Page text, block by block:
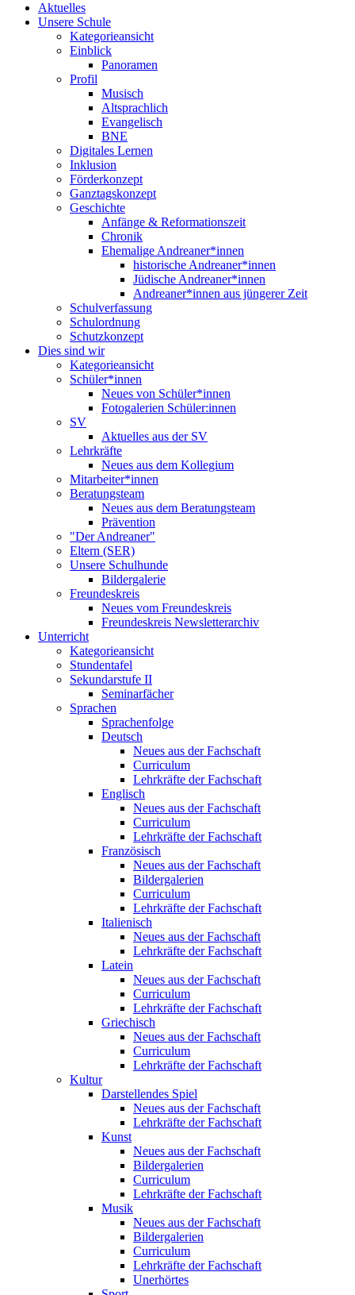
Aktuelles
Unsere Schule
Kategorieansicht
Einblick
Panoramen
Profil
Musisch
Altsprachlich
Evangelisch
BNE
Digitales Lernen
Inklusion
Förderkonzept
Ganztagskonzept
Geschichte
Anfänge & Reformationszeit
Chronik
Ehemalige Andreaner*innen
historische Andreaner*innen
Jüdische Andreaner*innen
Andreaner*innen aus jüngerer Zeit
Schulverfassung
Schulordnung
Schutzkonzept
Dies sind wir
Kategorieansicht
Schüler*innen
Neues von Schüler*innen
Fotogalerien Schüler:innen
SV
Aktuelles aus der SV
Lehrkräfte
Neues aus dem Kollegium
Mitarbeiter*innen
Beratungsteam
Neues aus dem Beratungsteam
Prävention
"Der Andreaner"
Eltern (SER)
Unsere Schulhunde
Bildergalerie
Freundeskreis
Neues vom Freundeskreis
Freundeskreis Newsletterarchiv
Unterricht
Kategorieansicht
Stundentafel
Sekundarstufe II
Seminarfächer
Sprachen
Sprachenfolge
Deutsch
Neues aus der Fachschaft
Curriculum
Lehrkräfte der Fachschaft
Englisch
Neues aus der Fachschaft
Curriculum
Lehrkräfte der Fachschaft
Französisch
Neues aus der Fachschaft
Bildergalerien
Curriculum
Lehrkräfte der Fachschaft
Italienisch
Neues aus der Fachschaft
Lehrkräfte der Fachschaft
Latein
Neues aus der Fachschaft
Curriculum
Lehrkräfte der Fachschaft
Griechisch
Neues aus der Fachschaft
Curriculum
Lehrkräfte der Fachschaft
Kultur
Darstellendes Spiel
Neues aus der Fachschaft
Lehrkräfte der Fachschaft
Kunst
Neues aus der Fachschaft
Bildergalerien
Curriculum
Lehrkräfte der Fachschaft
Musik
Neues aus der Fachschaft
Bildergalerien
Curriculum
Lehrkräfte der Fachschaft
Unerhörtes